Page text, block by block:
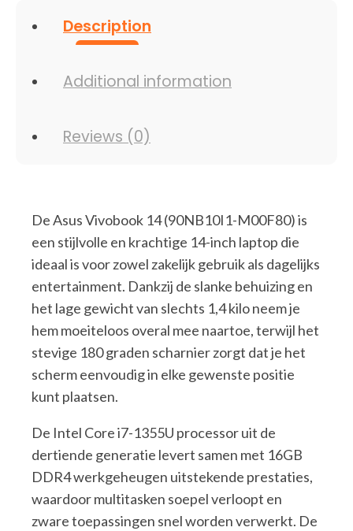
512GB
Pro
Description
Additional information
Reviews (0)
De Asus Vivobook 14 (90NB10I1-M00F80) is
een stijlvolle en krachtige 14-inch laptop die
ideaal is voor zowel zakelijk gebruik als dagelijks
entertainment. Dankzij de slanke behuizing en
het lage gewicht van slechts 1,4 kilo neem je
hem moeiteloos overal mee naartoe, terwijl het
stevige 180 graden scharnier zorgt dat je het
scherm eenvoudig in elke gewenste positie
kunt plaatsen.
De Intel Core i7-1355U processor uit de
dertiende generatie levert samen met 16GB
DDR4 werkgeheugen uitstekende prestaties,
waardoor multitasken soepel verloopt en
zware toepassingen snel worden verwerkt. De